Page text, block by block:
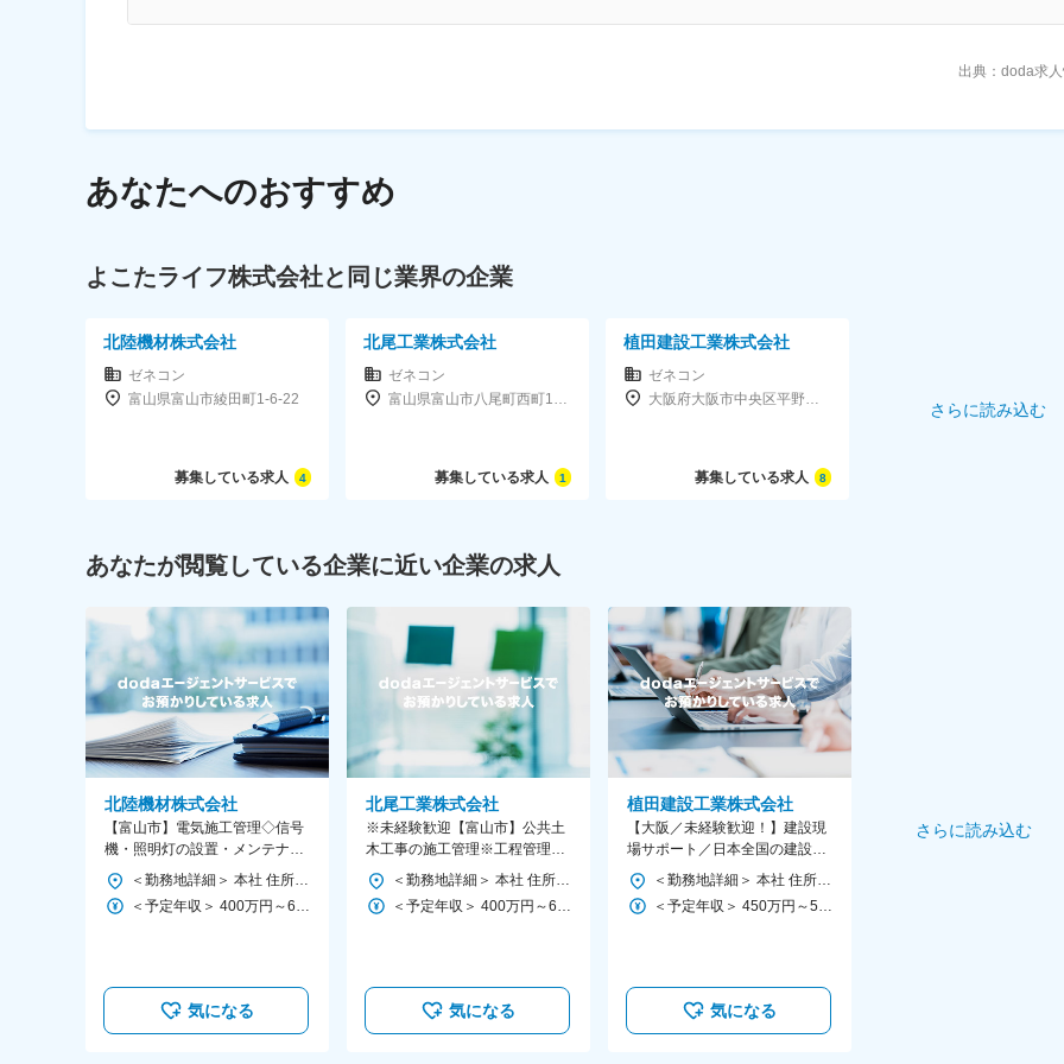
出典：doda求
あなたへのおすすめ
よこたライフ株式会社と同じ業界の企業
北陸機材株式会社
ゼネコン
富山県富山市綾田町1-6-22
募集している求人 4
北尾工業株式会社
ゼネコン
富山県富山市八尾町西町1053
募集している求人 1
植田建設工業株式会社
ゼネコン
大阪府大阪市中央区平野町4-6-16グロッツベッケルトビル5F
募集している求人 8
さらに読み込む
あなたが閲覧している企業に近い企業の求人
北陸機材株式会社
【富山市】電気施工管理◇信号
機・照明灯の設置・メンテナン
ス／年間休日125日／残業月平
均10時間程
＜勤務地詳細＞ 本社 住所：富山県富山市綾田町1-6-22 受動喫煙対策：屋内全面禁煙 変更の範囲：会社の定める事業所
＜予定年収＞ 400万円～600万円 ＜賃金形態＞ 月給制 月給制。昇給年1回、賞与年2回。 ＜賃金内訳＞ 月額（基本給）：200,000円～400,000円 ＜月給＞ 200,000円～400,000円 ＜昇給有無＞ 有 ＜残業手当＞ 有 賃金はあくまでも目安の金額であり、選考を通じて上下する可能性があります。 月給(月額)は固定手当を含めた表記です。
気になる
北尾工業株式会社
※未経験歓迎【富山市】公共土
木工事の施工管理※工程管理・
安全管理◇転勤無／年休120／
土日休
＜勤務地詳細＞ 本社 住所：富山県富山市八尾町西町1053 受動喫煙対策：屋内全面禁煙 変更の範囲：会社の定める事業所
＜予定年収＞ 400万円～640万円 ＜賃金形態＞ 月給制 ＜賃金内訳＞ 月額（基本給）：250,000円～400,000円 ＜月給＞ 250,000円～400,000円 ＜昇給有無＞ 有 ＜残業手当＞ 有 ＜給与補足＞ ※能力により変動 ※「現場管理手当」（現場代理人（現場監督）をしている月のみ支給）と、 「役職手当」（役職者（課長以上）に毎月に支給。ただし役職者には現場管理手当は支給しない） 賃金はあくまでも目安の金額であり、選考を通じて上下する可能性があります。 月給(月額)は固定手当を含めた表記です。
気になる
植田建設工業株式会社
【大阪／未経験歓迎！】建設現
場サポート／日本全国の建設プ
ロジェクトに関わる！月給28万
円～
＜勤務地詳細＞ 本社 住所：大阪府大阪市中央区平野町4-6-16 グロッツベッケルトビル5F 受動喫煙対策：屋内全面禁煙 変更の範囲：会社の定める事業所
＜予定年収＞ 450万円～500万円 ＜賃金形態＞ 月給制 ※経験、スキル、年齢を考慮の上、同社規定により優遇 ※別途、出張時は規定により出張手当を支給。 ＜賃金内訳＞ 月額（基本給）：280,000円～310,000円 ＜月給＞ 280,000円～310,000円 ＜昇給有無＞ 有 ＜残業手当＞ 有 ＜給与補足＞ ■賞与：年2回（計4ヶ月分想定） ■昇給：年1回／個人の成果に応じて 賃金はあくまでも目安の金額であり、選考を通じて上下する可能性があります。 月給(月額)は固定手当を含めた表記です。
気になる
さらに読み込む